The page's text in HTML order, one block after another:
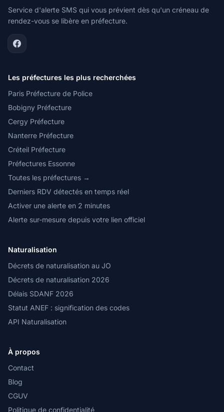
Service d'alerte SMS qui vous prévient dès qu'un créneau de
rendez-vous se libère en préfecture.
Les préfectures les plus recherchées
Paris Préfecture de Police
Bobigny Préfecture
Cergy Préfecture
Nanterre Préfecture
Créteil Préfecture
Préfectures Essonne
Toutes les préfectures →
Derniers RDV détectés en temps réel
Activer une alerte en 2 minutes
Alerte sur-mesure depuis votre lien officiel
Naturalisation
Décrets de naturalisation au JO
Décrets de naturalisation 2026
Délais SDANF 2026
Statut ANEF : signification des codes
API Naturalisation
À propos
Contact
Blog
CGUV
Politique de confidentialité